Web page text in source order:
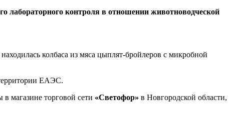
лабораторного контроля в отношении животноводческой
колбаса из мяса цыплят-бройлеров с микробной
ЕАЭС.
магазине торговой сети «Светофор» в Новгородской области,